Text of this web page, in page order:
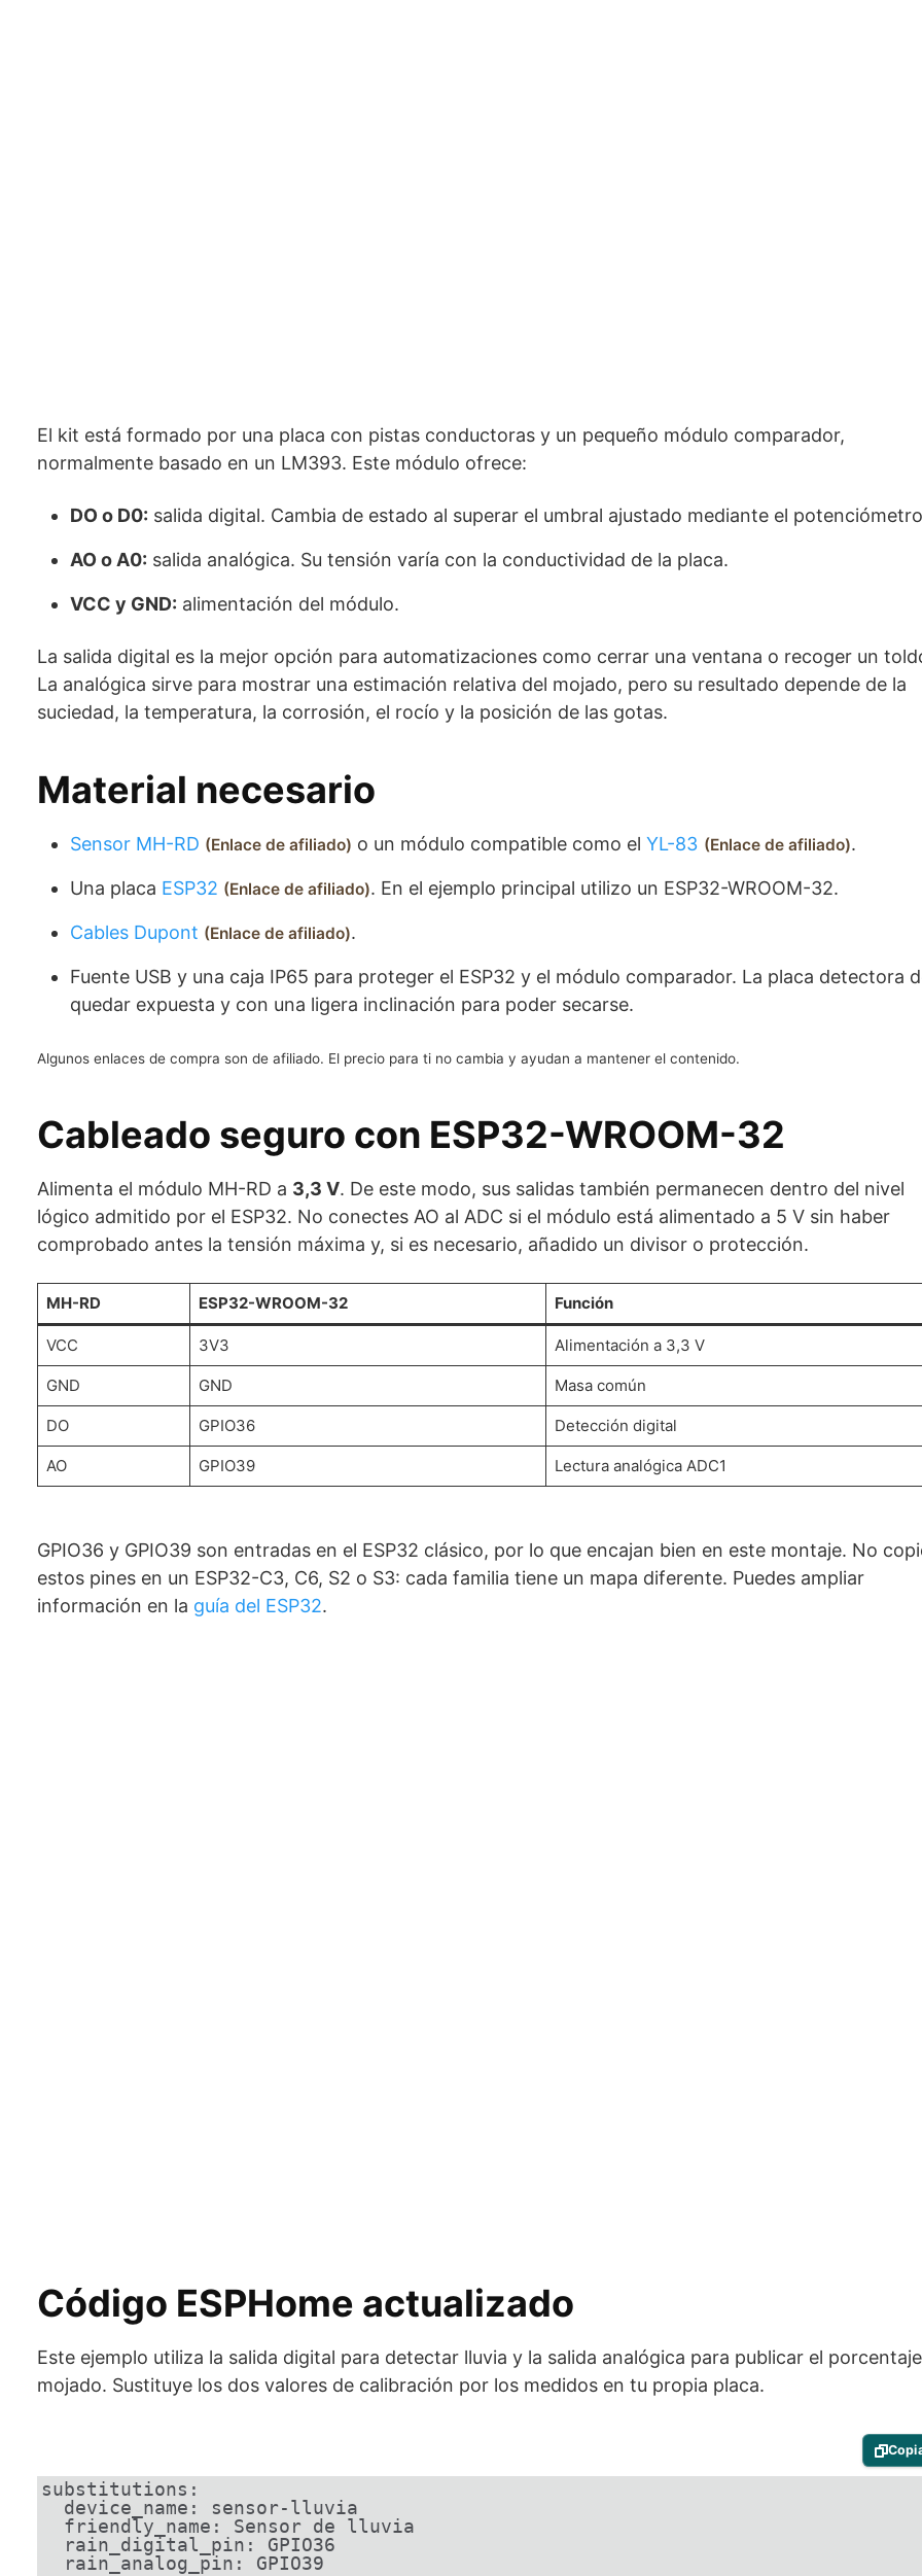
El kit está formado por una placa con pistas conductoras y un pequeño módulo comparador,
normalmente basado en un LM393. Este módulo ofrece:
DO o D0: salida digital. Cambia de estado al superar el umbral ajustado mediante el
AO o A0: salida analógica. Su tensión varía con la conductividad de la placa.
VCC y GND: alimentación del módulo.
La salida digital es la mejor opción para automatizaciones como cerrar una ventana o recoger un
La analógica sirve para mostrar una estimación relativa del mojado, pero su resultado depende de la
suciedad, la temperatura, la corrosión, el rocío y la posición de las gotas.
Material necesario
Sensor MH-RD Enlace de afiliado o un módulo compatible como elYL-83 Enlace de afiliado .
Una placa ESP32 Enlace de afiliado . En el ejemplo principal utilizo un ESP32-WROOM-32.
Cables Dupont Enlace de afiliado .
Fuente USB y una caja IP65 para proteger el ESP32 y el módulo comparador. La placa detectora
quedar expuesta y con una ligera inclinación para poder secarse.
Algunos enlaces de compra son de afiliado. El precio para ti no cambia y ayudan a mantener el contenido.
Cableado seguro con ESP32-WROOM-32
Alimenta el módulo MH-RD a 3,3 V. De este modo, sus salidas también permanecen dentro del nivel
lógico admitido por el ESP32. No conectes AO al ADC si el módulo está alimentado a 5 V sin haber
comprobado antes la tensión máxima y, si es necesario, añadido un divisor o protección.
MH-RD ESP32-WROOM-32 Función
VCC 3V3 Alimentación a 3,3 V
GND GND Masa común
DO GPIO36 Detección digital
AO GPIO39 Lectura analógica ADC1
GPIO36 y GPIO39 son entradas en el ESP32 clásico, por lo que encajan bien en este montaje. No
estos pines en un ESP32-C3, C6, S2 o S3: cada familia tiene un mapa diferente. Puedes ampliar
información en la guía del ESP32.
Código ESPHome actualizado
Este ejemplo utiliza la salida digital para detectar lluvia y la salida analógica para publicar el
mojado. Sustituye los dos valores de calibración por los medidos en tu propia placa.
substitutions: